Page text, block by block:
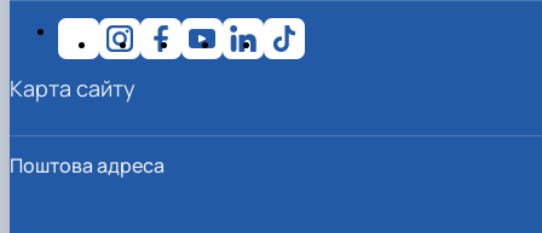
Поштова адреса
Карта сайту